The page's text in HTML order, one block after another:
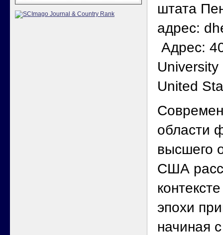
штата
адрес:
Адрес:
United
области
высшего
США
эпохи
начиная